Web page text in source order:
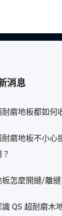
消息
耐磨地板都如何
耐磨地板不小心
板怎麼開縫/離
識 QS 超耐磨木